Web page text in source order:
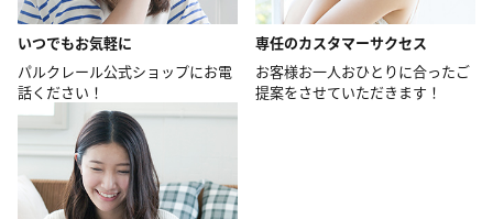
いつでもお気軽に
パルクレール公式ショップにお電
話ください！
専任のカスタマーサクセス
お客様お一人おひとりに合ったご
提案をさせていただきます！